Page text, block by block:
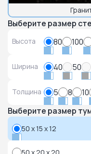
Выберите размер
Высота 80 100
Ширина 40 50
Толщина 5 8 10
Выберите размер
50 x 15 x 12